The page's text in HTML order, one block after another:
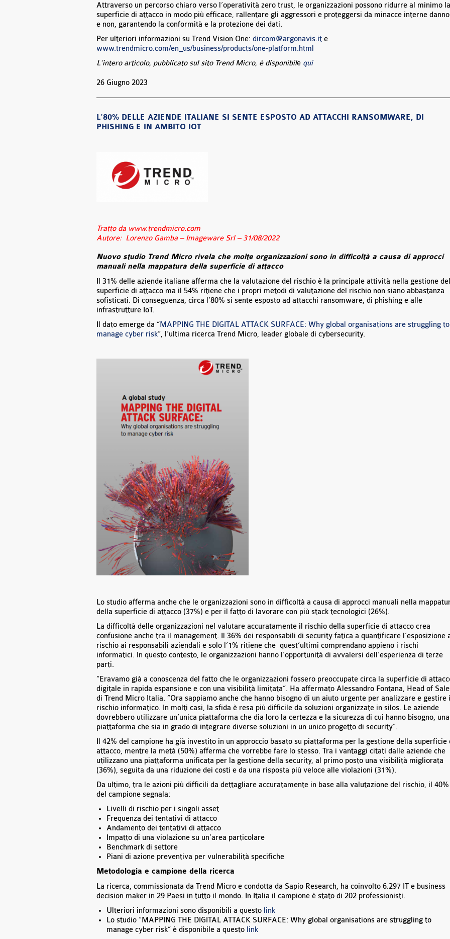
Attraverso un percorso chiaro verso l’operatività zero trust, le organizzazioni possono ridurre al minimo la
superficie di attacco in modo più efficace, rallentare gli aggressori e proteggersi da minacce interne
e non, garantendo la conformità e la protezione dei dati.
Per ulteriori informazioni su Trend Vision One: dircom@argonavis.it e
www.trendmicro.com/en_us/business/products/one-platform.html
L’intero articolo, pubblicato sul sito Trend Micro, è disponibile qui
26 Giugno 2023
L’80% DELLE AZIENDE ITALIANE SI SENTE ESPOSTO AD ATTACCHI RANSOMWARE, DI
PHISHING E IN AMBITO IOT
Tratto da www.trendmicro.com
Autore: Lorenzo Gamba – Imageware Srl – 31/08/2022
Nuovo studio Trend Micro rivela che molte organizzazioni sono in difficoltà a causa di approcci
manuali nella mappatura della superficie di attacco
Il 31% delle aziende italiane afferma che la valutazione del rischio è la principale attività nella gestione
superficie di attacco ma il 54% ritiene che i propri metodi di valutazione del rischio non siano abbastanza
sofisticati. Di conseguenza, circa l’80% si sente esposto ad attacchi ransomware, di phishing e alle
infrastrutture IoT.
Il dato emerge da “MAPPING THE DIGITAL ATTACK SURFACE: Why global organisations are struggling to
manage cyber risk”, l’ultima ricerca Trend Micro, leader globale di cybersecurity.
Lo studio afferma anche che le organizzazioni sono in difficoltà a causa di approcci manuali nella
della superficie di attacco (37%) e per il fatto di lavorare con più stack tecnologici (26%).
La difficoltà delle organizzazioni nel valutare accuratamente il rischio della superficie di attacco crea
confusione anche tra il management. Il 36% dei responsabili di security fatica a quantificare l’esposizione
rischio ai responsabili aziendali e solo l’1% ritiene che quest’ultimi comprendano appieno i rischi
informatici. In questo contesto, le organizzazioni hanno l’opportunità di avvalersi dell’esperienza di terze
parti.
“Eravamo già a conoscenza del fatto che le organizzazioni fossero preoccupate circa la superficie di
digitale in rapida espansione e con una visibilità limitata”. Ha affermato Alessandro Fontana, Head of
di Trend Micro Italia. “Ora sappiamo anche che hanno bisogno di un aiuto urgente per analizzare e gestire
rischio informatico. In molti casi, la sfida è resa più difficile da soluzioni organizzate in silos. Le aziende
dovrebbero utilizzare un’unica piattaforma che dia loro la certezza e la sicurezza di cui hanno bisogno, una
piattaforma che sia in grado di integrare diverse soluzioni in un unico progetto di security”.
Il 42% del campione ha già investito in un approccio basato su piattaforma per la gestione della superficie
attacco, mentre la metà (50%) afferma che vorrebbe fare lo stesso. Tra i vantaggi citati dalle aziende che
utilizzano una piattaforma unificata per la gestione della security, al primo posto una visibilità migliorata
(36%), seguita da una riduzione dei costi e da una risposta più veloce alle violazioni (31%).
Da ultimo, tra le azioni più difficili da dettagliare accuratamente in base alla valutazione del rischio, il 40%
del campione segnala:
Livelli di rischio per i singoli asset
Frequenza dei tentativi di attacco
Andamento dei tentativi di attacco
Impatto di una violazione su un’area particolare
Benchmark di settore
Piani di azione preventiva per vulnerabilità specifiche
Metodologia e campione della ricerca
La ricerca, commissionata da Trend Micro e condotta da Sapio Research, ha coinvolto 6.297 IT e business
decision maker in 29 Paesi in tutto il mondo. In Italia il campione è stato di 202 professionisti.
Ulteriori informazioni sono disponibili a questo link
Lo studio “MAPPING THE DIGITAL ATTACK SURFACE: Why global organisations are struggling to
manage cyber risk” è disponibile a questo link